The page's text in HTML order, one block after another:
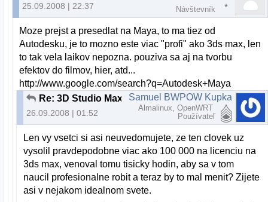
25.09.2008 | 22:37 Návštevník
Moze prejst a presedlat na Maya, to ma tiez od
Autodesku, je to mozno este viac "profi" ako 3ds max, len
to tak vela laikov nepozna. pouziva sa aj na tvorbu
efektov do filmov, hier, atd...
http://www.google.com/search?q=Autodesk+Maya
Re: 3D Studio Max
26.09.2008 | 01:52
Samuel BWPOW Kupka
Almalinux, OpenWRT
Používateľ
Len vy vsetci si asi neuvedomujete, ze ten clovek uz
vysolil pravdepodobne viac ako 100 000 na licenciu na
3ds max, venoval tomu tisicky hodin, aby sa v tom
naucil profesionalne robit a teraz by to mal menit? Zijete
asi v nejakom idealnom svete.